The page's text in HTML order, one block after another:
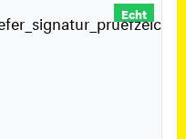
Echt